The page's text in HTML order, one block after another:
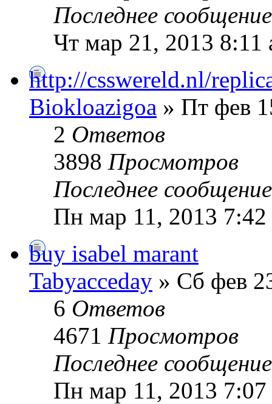
Последнее
Чт мар 21, 2013 8:11
http://csswereld.nl/
Biokloazigoa » Пт фев
2 Ответов
3898 Просмотров
Последнее
Пн мар 11, 2013 7:42
buy isabel marant
Tabyacceday » Сб фев
6 Ответов
4671 Просмотров
Последнее
Пн мар 11, 2013 7:07